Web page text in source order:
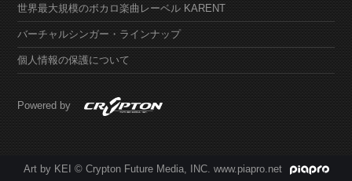
世界最大規模のボカロ楽曲レーベル KARENT
バーチャルシンガー・ラインナップ
個人情報の保護について
Powered by
Art by KEI © Crypton Future Media, INC. www.piapro.net